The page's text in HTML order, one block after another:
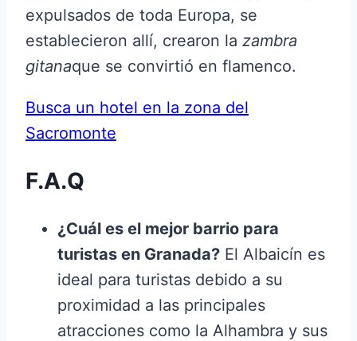
expulsados ​​de toda Europa, se
establecieron allí, crearon la zambra
gitanaque se convirtió en flamenco.
Busca un hotel en la zona del
Sacromonte
F.A.Q
¿Cuál es el mejor barrio para
turistas en Granada? El Albaicín es
ideal para turistas debido a su
proximidad a las principales
atracciones como la Alhambra y sus